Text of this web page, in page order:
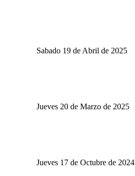
Sabado 19 de Abril de 2025
Jueves 20 de Marzo de 2025
Jueves 17 de Octubre de 2024